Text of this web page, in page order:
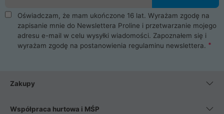
Oświadczam, że mam ukończone 16 lat. Wyrażam zgodę na
zapisanie mnie do Newslettera Proline i przetwarzanie mojego
adresu e-mail w celu wysyłki wiadomości. Zapoznałem się i
wyrażam zgodę na postanowienia regulaminu newslettera.
Zakupy
Współpraca hurtowa i MŚP